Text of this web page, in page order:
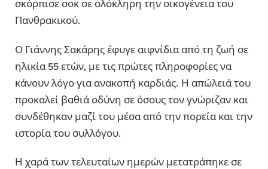
σκόρπισε σοκ σε ολόκληρη την οικογένεια του
Πανθρακικού.
Ο Γιάννης Σακάρης έφυγε αιφνίδια από τη ζωή σε
ηλικία 55 ετών, με τις πρώτες πληροφορίες να
κάνουν λόγο για ανακοπή καρδιάς. Η απώλειά του
προκαλεί βαθιά οδύνη σε όσους τον γνώριζαν και
συνδέθηκαν μαζί του μέσα από την πορεία και την
ιστορία του συλλόγου.
Η χαρά των τελευταίων ημερών μετατράπηκε σε